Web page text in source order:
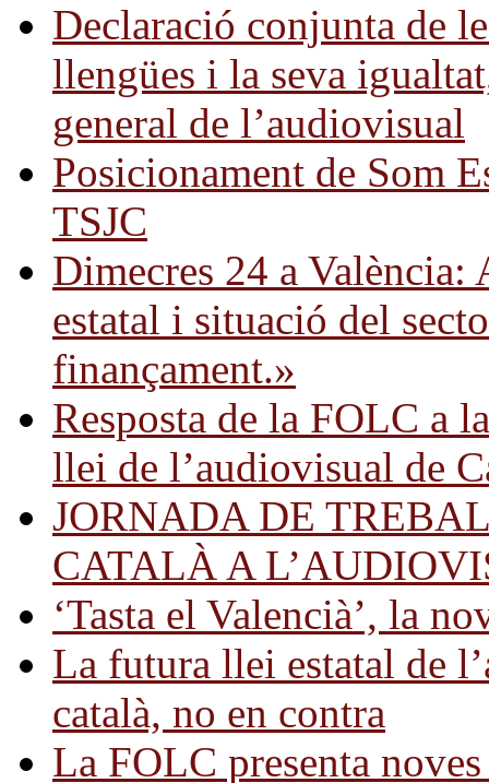
Declaració conjunta de
llengües i la seva
general de l’audiovisual
Posicionament de Som
TSJC
Dimecres 24 a
estatal i situació del
finançament.»
Resposta de la FOLC a
llei de l’audiovisual de
JORNADA DE
CATALÀ A
‘Tasta el Valencià’, la
La futura llei estatal de
català, no en contra
La FOLC presenta